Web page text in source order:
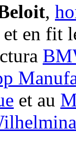
,
en fit
et au